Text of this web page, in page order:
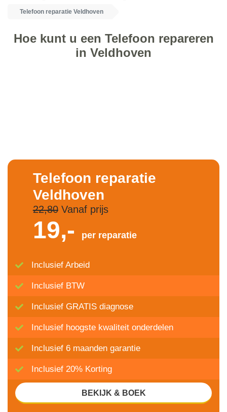
Telefoon reparatie Veldhoven
Hoe kunt u een Telefoon repareren
in Veldhoven
Telefoon reparatie
Veldhoven
22,80Vanaf prijs
19,- per reparatie
Inclusief Arbeid
Inclusief BTW
Inclusief GRATIS diagnose
Inclusief hoogste kwaliteit onderdelen
Inclusief 6 maanden garantie
Inclusief 20% Korting
BEKIJK & BOEK